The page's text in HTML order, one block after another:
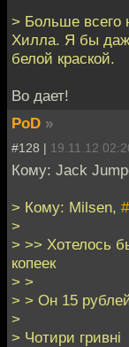
> Больше всего
Хилла. Я бы
белой краской.
Во дает!
PoD »
#128 | 19.11.12
Кому: Jack
> Кому: Milsen,
>
> >> Хотелось
копеек
> >
> > Он 15
>
> Чотири гривнi